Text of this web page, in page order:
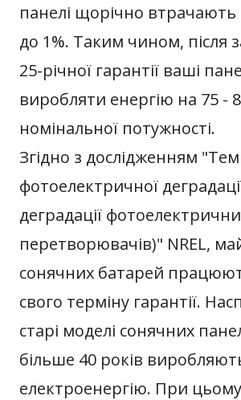
панелі щорічно втрачають
до 1%. Таким чином, після
25-річної гарантії ваші
виробляти енергію на 75 -
номінальної потужності.
Згідно з дослідженням
фотоелектричної
деградації
перетворювачів)" NREL,
сонячних батарей
свого терміну гарантії.
старі моделі сонячних
більше 40 років
електроенергію. При